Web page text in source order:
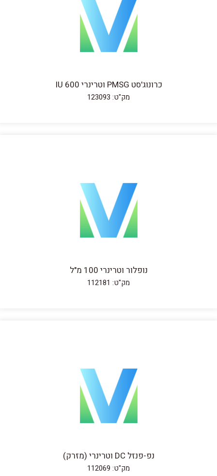
כרונוג'סט PMSG וטרינרי IU 600
מק"ט: 123093
נופלור וטרינרי 100 מ"ל
מק"ט: 112181
נפ-פנזל DC וטרינרי (מזרק)
מק"ט: 112069